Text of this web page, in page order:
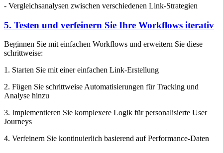
- Vergleichsanalysen zwischen verschiedenen Link-Strategien
5. Testen und verfeinern Sie Ihre Workflows iterativ
Beginnen Sie mit einfachen Workflows und erweitern Sie diese
schrittweise:
1. Starten Sie mit einer einfachen Link-Erstellung
2. Fügen Sie schrittweise Automatisierungen für Tracking und
Analyse hinzu
3. Implementieren Sie komplexere Logik für personalisierte User
Journeys
4. Verfeinern Sie kontinuierlich basierend auf Performance-Daten